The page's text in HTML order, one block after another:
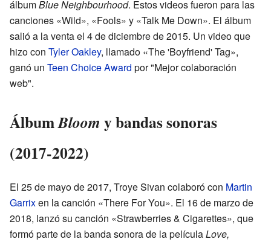
álbumBlue Neighbourhood. Estos videos fueron para las
canciones «Wild», «Fools» y «Talk Me Down». El álbum
salió a la venta el 4 de diciembre de 2015. Un video que
hizo con Tyler Oakley, llamado «The 'Boyfriend' Tag»,
ganó un Teen Choice Award por "Mejor colaboración
web".
ÁlbumBloomy bandas sonoras
(2017-2022)
El 25 de mayo de 2017, Troye Sivan colaboró con Martin
Garrixen la canción «There For You». El 16 de marzo de
2018, lanzó su canción «Strawberries & Cigarettes», que
formó parte de la banda sonora de la películaLove,